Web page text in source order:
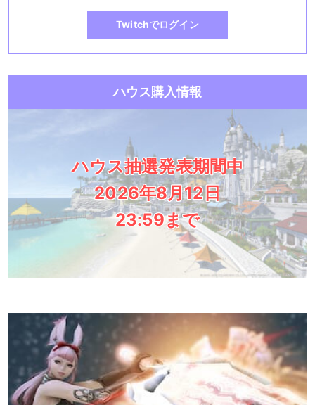
Twitchでログイン
ハウス購入情報
ハウス抽選発表期間中
2026年8月12日
23:59まで